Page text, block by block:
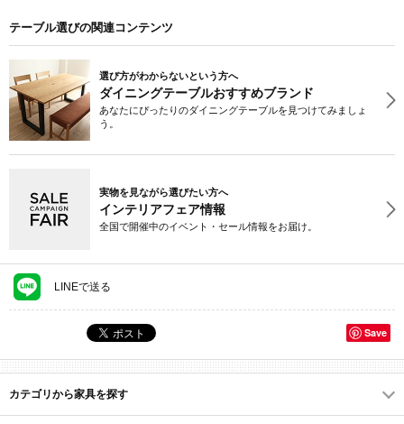
テーブル選びの関連コンテンツ
選び方がわからないという方へ
ダイニングテーブルおすすめブランド
あなたにぴったりのダイニングテーブルを見つけてみましょ
う。
実物を見ながら選びたい方へ
インテリアフェア情報
全国で開催中のイベント・セール情報をお届け。
LINEで送る
Save
カテゴリから家具を探す